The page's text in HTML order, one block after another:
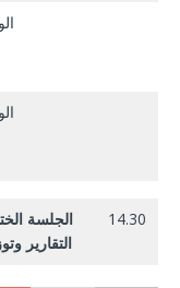
الجلسة
التقارير
14.30